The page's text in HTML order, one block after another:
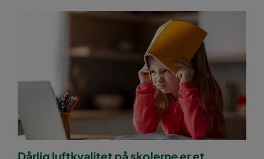
Dårlig luftkvalitet på skolerne er et